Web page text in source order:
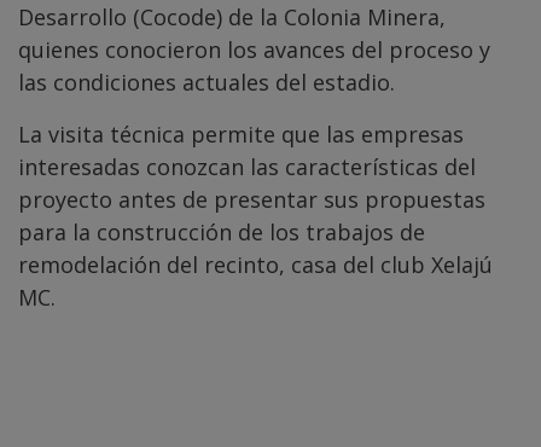
Desarrollo (Cocode) de la Colonia Minera,
quienes conocieron los avances del proceso y
las condiciones actuales del estadio.
La visita técnica permite que las empresas
interesadas conozcan las características del
proyecto antes de presentar sus propuestas
para la construcción de los trabajos de
remodelación del recinto, casa del club Xelajú
MC.